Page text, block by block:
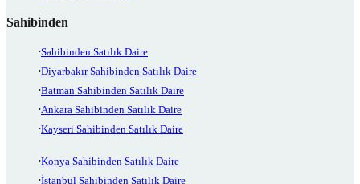
Sahibinden
Sahibinden Satılık Daire
Diyarbakır Sahibinden Satılık Daire
Batman Sahibinden Satılık Daire
Ankara Sahibinden Satılık Daire
Kayseri Sahibinden Satılık Daire
Konya Sahibinden Satılık Daire
İstanbul Sahibinden Satılık Daire